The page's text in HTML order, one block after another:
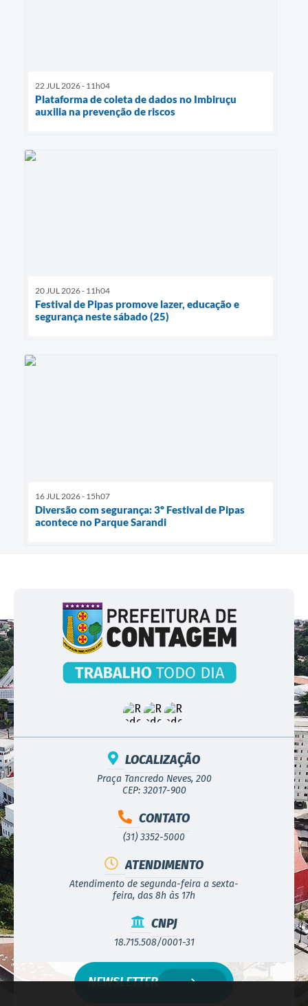
22 JUL 2026 - 11h04
Plataforma de coleta de dados no Imbiruçu
auxilia na prevenção de riscos
20 JUL 2026 - 11h04
Festival de Pipas promove lazer, educação e
segurança neste sábado (25)
16 JUL 2026 - 15h07
Diversão com segurança: 3º Festival de Pipas
acontece no Parque Sarandi
LOCALIZAÇÃO
Praça Tancredo Neves, 200
CEP: 32017-900
CONTATO
(31) 3352-5000
ATENDIMENTO
Atendimento de segunda-feira a sexta-
feira, das 8h às 17h
CNPJ
18.715.508/0001-31
NEWSLETTER